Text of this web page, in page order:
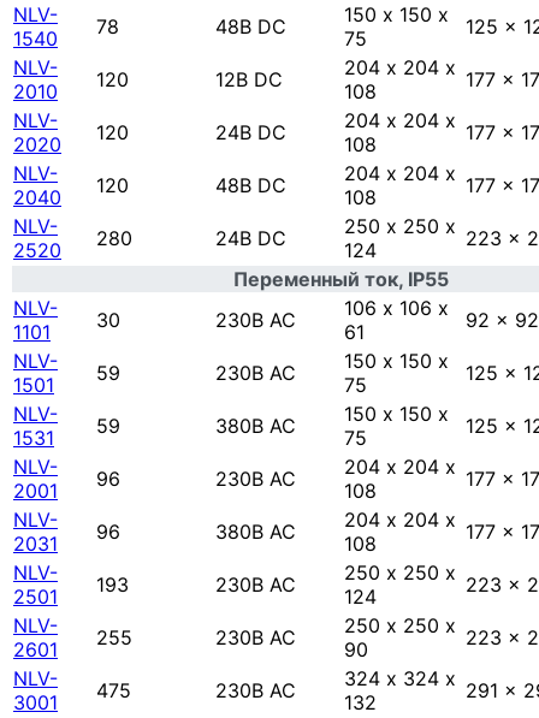
NLV-
1540
78 48В DC
150 х 150 х
75
125 x
NLV-
2010
120 12В DC
204 х 204 х
108
177 x
NLV-
2020
120 24В DC
204 х 204 х
108
177 x
NLV-
2040
120 48В DC
204 х 204 х
108
177 x
NLV-
2520
280 24В DC
250 х 250 х
124
223 x
Переменный ток, IP55
NLV-
1101
30 230В AC
106 х 106 х
61
92 x 92
NLV-
1501
59 230В AC
150 х 150 х
75
125 x
NLV-
1531
59 380В AC
150 х 150 х
75
125 x
NLV-
2001
96 230В AC
204 х 204 х
108
177 x
NLV-
2031
96 380В AC
204 х 204 х
108
177 x
NLV-
2501
193 230В AC
250 х 250 х
124
223 x
NLV-
2601
255 230В AC
250 х 250 х
90
223 x
NLV-
3001
475 230В AC
324 х 324 х
132
291 x